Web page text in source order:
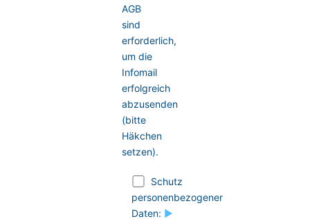
AGB
sind
erforderlich,
um die
Infomail
erfolgreich
abzusenden
(bitte
Häkchen
setzen).
Schutz
personenbezogener
Daten: ►